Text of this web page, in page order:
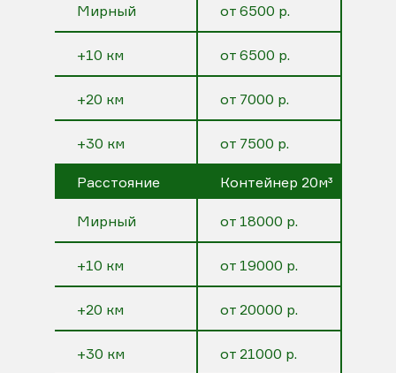
Мирный
+10 км
+20 км
+30 км
от 6500 р.
от 6500 р.
от 7000 р.
от 7500 р.
Расстояние
Мирный
+10 км
+20 км
+30 км
Контейнер 20м³
от 18000 р.
от 19000 р.
от 20000 р.
от 21000 р.